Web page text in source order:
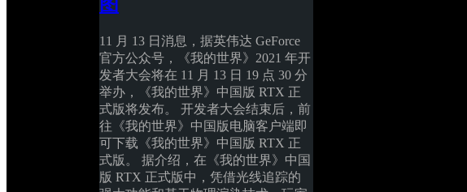
11 月 13 日消息，据英伟达 GeForce
官方公众号，《我的世界》2021 年开
发者大会将在 11 月 13 日 19 点 30 分
举办，《我的世界》中国版 RTX 正
式版将发布。 开发者大会结束后，前
往《我的世界》中国版电脑客户端即
可下载《我的世界》中国版 RTX 正
式版。 据介绍，在《我的世界》中国
版 RTX 正式版中，凭借光线追踪的